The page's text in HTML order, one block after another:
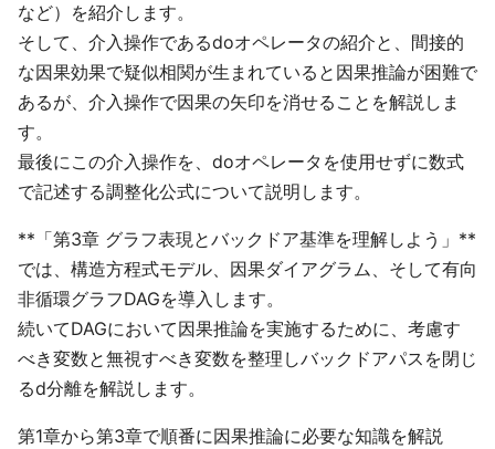
など）を紹介します。
そして、介入操作であるdoオペレータの紹介と、間接的
な因果効果で疑似相関が生まれていると因果推論が困難で
あるが、介入操作で因果の矢印を消せることを解説しま
す。
最後にこの介入操作を、doオペレータを使用せずに数式
で記述する調整化公式について説明します。
**「第3章 グラフ表現とバックドア基準を理解しよう」**
では、構造方程式モデル、因果ダイアグラム、そして有向
非循環グラフDAGを導入します。
続いてDAGにおいて因果推論を実施するために、考慮す
べき変数と無視すべき変数を整理しバックドアパスを閉じ
るd分離を解説します。
第1章から第3章で順番に因果推論に必要な知識を解説